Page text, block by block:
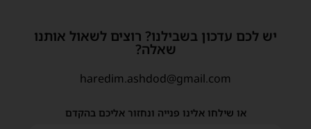
יש לכם עדכון בשבילנו? רוצים לשאול אותנו
שאלה?
haredim.ashdod@gmail.com
או שילחו אלינו פנייה ונחזור אליכם בהקדם